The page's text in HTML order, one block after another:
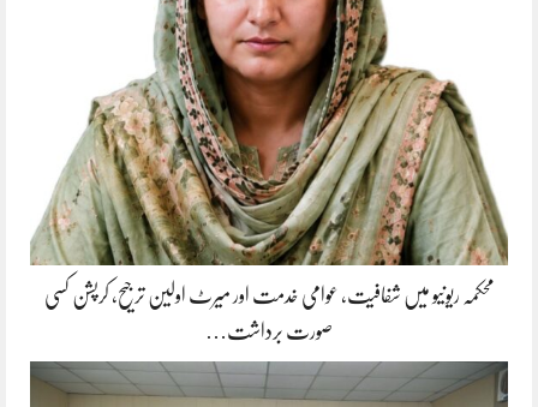
محکمہ ریونیو میں شفافیت، عوامی خدمت اور میرٹ اولین ترجیح، کرپشن کسی
صورت برداشت…